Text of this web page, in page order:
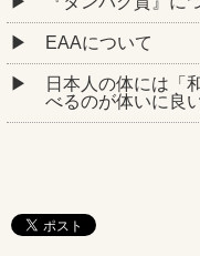
EAAについて
日本人の体には「
べるのが体いに良